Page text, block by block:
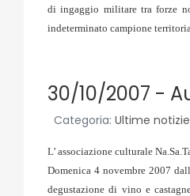
di ingaggio militare tra forze
indeterminato campione
30/10/2007 -
Categoria: Ultime notizie
L’ associazione culturale
Domenica 4 novembre 2007
degustazione di vino e